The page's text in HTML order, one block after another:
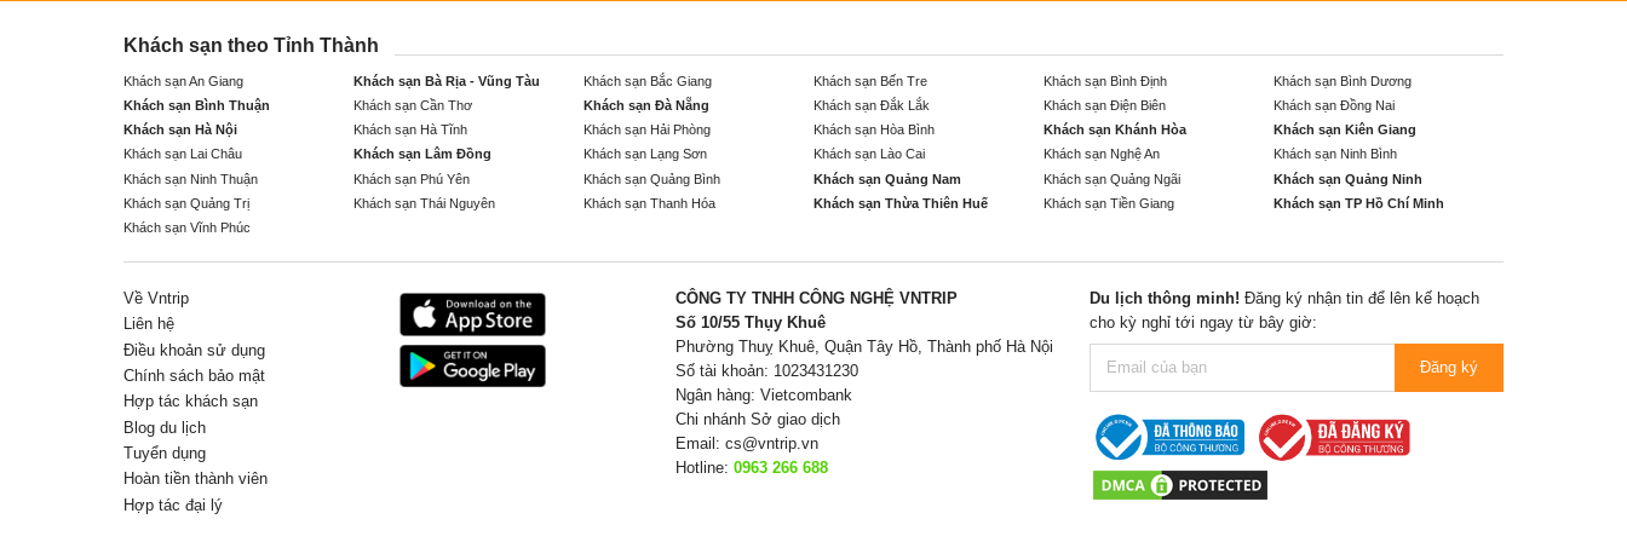
Khách sạn theo Tỉnh Thành
Khách sạn An Giang Khách sạn Bà Rịa - Vũng Tàu Khách sạn Bắc Giang Khách sạn Bến Tre Khách sạn Bình Định
Khách sạn Bình Dương
Khách sạn Bình Thuận
Khách sạn Cần Thơ Khách sạn Đà Nẵng Khách sạn Đắk Lắk Khách sạn Điện Biên
Khách sạn Đồng Nai
Khách sạn Hà Nội
Khách sạn Hà Tĩnh Khách sạn Hải Phòng Khách sạn Hòa Bình Khách sạn Khánh Hòa
Khách sạn Kiên Giang
Khách sạn Lai Châu
Khách sạn Lâm Đồng Khách sạn Lạng Sơn Khách sạn Lào Cai Khách sạn Nghệ An
Khách sạn Ninh Bình
Khách sạn Ninh Thuận
Khách sạn Phú Yên Khách sạn Quảng Bình Khách sạn Quảng Nam Khách sạn Quảng Ngãi
Khách sạn Quảng Ninh
Khách sạn Quảng Trị
Khách sạn Thái Nguyên Khách sạn Thanh Hóa Khách sạn Thừa Thiên Huế Khách sạn Tiền Giang
Khách sạn TP Hồ Chí Minh
Khách sạn Vĩnh Phúc
Về Vntrip
Liên hệ
Điều khoản sử dụng
Chính sách bảo mật
Hợp tác khách sạn
Blog du lịch
Tuyển dụng
Hoàn tiền thành viên
Hợp tác đại lý
CÔNG TY TNHH CÔNG NGHỆ VNTRIP
Số 10/55 Thụy Khuê
Phường Thuỵ Khuê, Quận Tây Hồ, Thành phố Hà Nội
Số tài khoản: 1023431230
Ngân hàng: Vietcombank
Chi nhánh Sở giao dịch
Email: cs@vntrip.vn
Hotline: 0963 266 688
Du lịch thông minh! Đăng ký nhận tin để lên kế hoạch
cho kỳ nghỉ tới ngay từ bây giờ:
Đăng ký